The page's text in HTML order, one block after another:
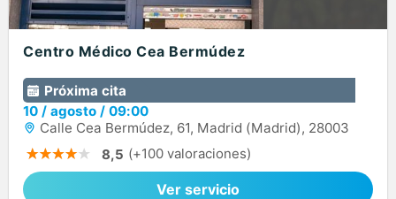
Centro Médico Cea Bermúdez
Próxima cita
10 / agosto / 09:00
Calle Cea Bermúdez, 61, Madrid (Madrid), 28003
8,5 (+100 valoraciones)
Ver servicio